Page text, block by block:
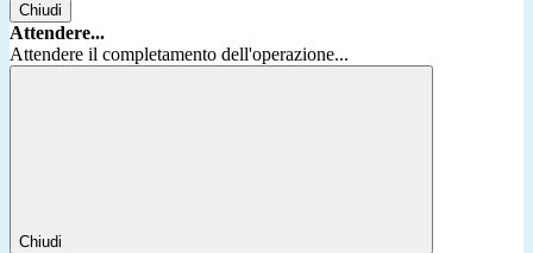
Chiudi
Attendere...
Attendere il completamento dell'operazione...
Chiudi